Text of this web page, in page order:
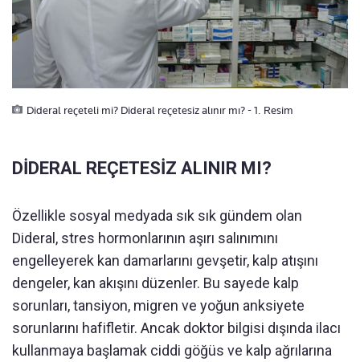
Dideral reçeteli mi? Dideral reçetesiz alınır mı? - 1. Resim
DİDERAL REÇETESİZ ALINIR MI?
Özellikle sosyal medyada sık sık gündem olan
Dideral, stres hormonlarının aşırı salınımını
engelleyerek kan damarlarını gevşetir, kalp atışını
dengeler, kan akışını düzenler. Bu sayede kalp
sorunları, tansiyon, migren ve yoğun anksiyete
sorunlarını hafifletir. Ancak doktor bilgisi dışında ilacı
kullanmaya başlamak ciddi göğüs ve kalp ağrılarına